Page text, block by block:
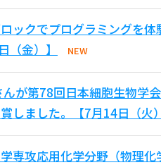
ックでプログラミングを体
金）】
NEW
が第78回日本細胞生物学
しました。【7月14日（火）
専攻応用化学分野（物理